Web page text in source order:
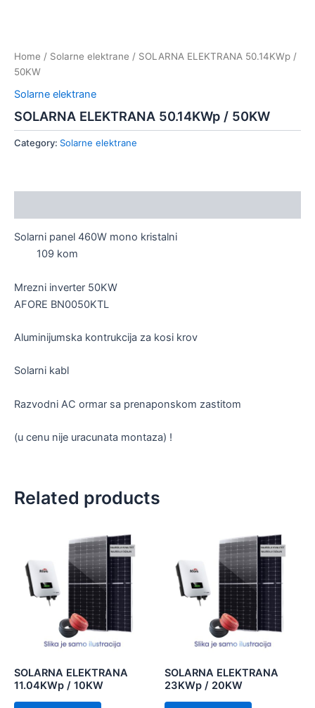
Home / Solarne elektrane / SOLARNA ELEKTRANA 50.14KWp /
50KW
Solarne elektrane
SOLARNA ELEKTRANA 50.14KWp / 50KW
Category: Solarne elektrane
Solarni panel 460W mono kristalni
109 kom
Mrezni inverter 50KW
AFORE BN0050KTL
Aluminijumska kontrukcija za kosi krov
Solarni kabl
Razvodni AC ormar sa prenaponskom zastitom
(u cenu nije uracunata montaza) !
Related products
SOLARNA ELEKTRANA
11.04KWp / 10KW
SOLARNA ELEKTRANA
23KWp / 20KW